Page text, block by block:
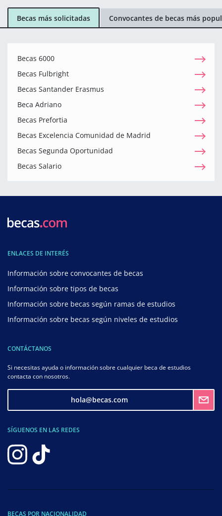
Becas más solicitadas Convocantes de becas más
Becas 6000
Becas Fulbright
Becas Santander Erasmus
Beca Adriano
Becas Prefortia
Becas Excelencia Comunidad de Madrid
Becas Segunda Oportunidad
Becas Salario
ENLACES DE INTERÉS
Información sobre convocantes de becas
Información sobre tipos de becas
Información sobre becas según ramas de estudios
Información sobre becas según niveles de estudios
CONTÁCTANOS
Si necesitas ayuda o información sobre cualquier beca de estudios
contacta con nosotros.
hola@becas.com
SÍGUENOS EN LAS REDES
BECAS POR NACIONALIDAD